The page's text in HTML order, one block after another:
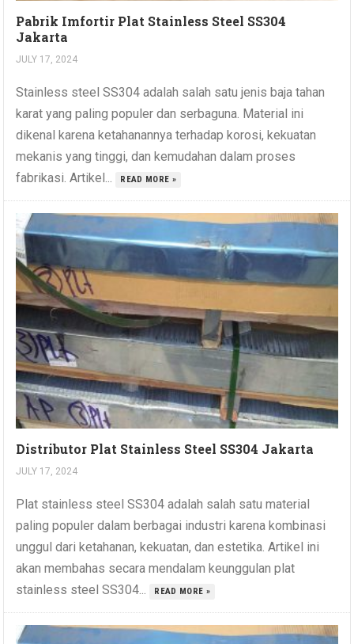
Pabrik Imfortir Plat Stainless Steel SS304
Jakarta
JULY 17, 2024
Stainless steel SS304 adalah salah satu jenis baja tahan
karat yang paling populer dan serbaguna. Material ini
dikenal karena ketahanannya terhadap korosi, kekuatan
mekanis yang tinggi, dan kemudahan dalam proses
fabrikasi. Artikel...
READ MORE »
Distributor Plat Stainless Steel SS304 Jakarta
JULY 17, 2024
Plat stainless steel SS304 adalah salah satu material
paling populer dalam berbagai industri karena kombinasi
unggul dari ketahanan, kekuatan, dan estetika. Artikel ini
akan membahas secara mendalam keunggulan plat
stainless steel SS304...
READ MORE »